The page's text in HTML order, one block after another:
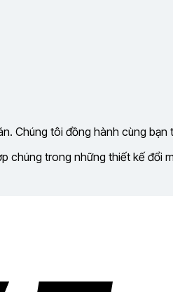
Chúng tôi đồng hành cùng
chúng trong những thiết kế đổi